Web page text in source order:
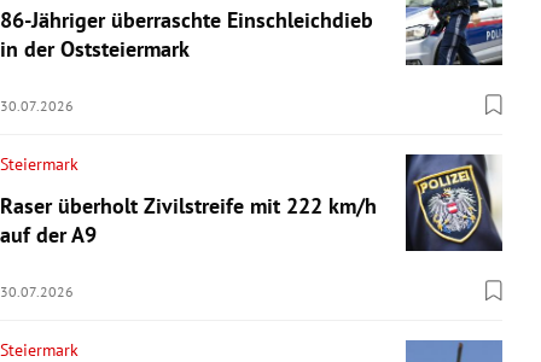
86-Jähriger überraschte Einschleichdieb
in der Oststeiermark
30.07.2026
Steiermark
Raser überholt Zivilstreife mit 222 km/h
auf der A9
30.07.2026
Steiermark